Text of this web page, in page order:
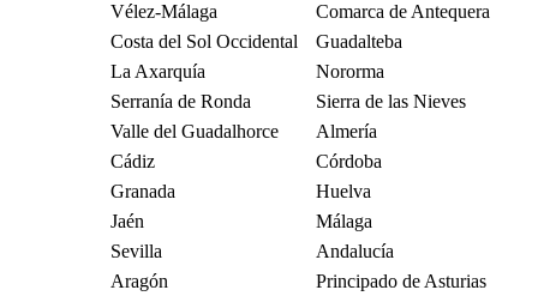
Vélez-Málaga
Comarca de Antequera
Costa del Sol Occidental
Guadalteba
La Axarquía
Nororma
Serranía de Ronda
Sierra de las Nieves
Valle del Guadalhorce
Almería
Cádiz
Córdoba
Granada
Huelva
Jaén
Málaga
Sevilla
Andalucía
Aragón
Principado de Asturias